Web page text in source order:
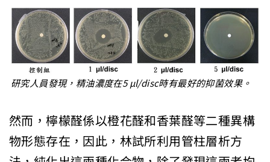
研究人員發現，精油濃度在5 μl/disc時有最好的抑菌效果。
然而，檸檬醛係以橙花醛和香葉醛等二種異構
物形態存在，因此，林試所利用管柱層析方